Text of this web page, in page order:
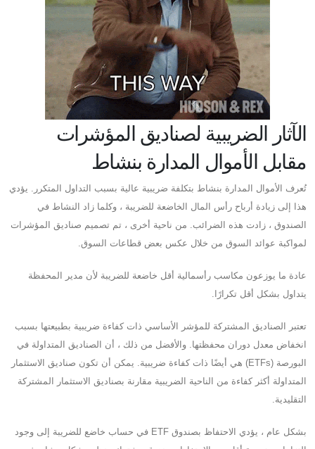
الآثار الضريبية لصناديق المؤشرات
مقابل الأموال المدارة بنشاط
تُعرف الأموال المدارة بنشاط بتكلفة ضريبية عالية بسبب التداول المتكرر. يؤدي
هذا إلى زيادة أرباح رأس المال الخاضعة للضريبة ، وكلما زاد النشاط في
الصندوق ، زادت هذه الضرائب. من ناحية أخرى ، تم تصميم صناديق المؤشرات
لمواكبة عوائد السوق من خلال عكس بعض قطاعات السوق.
عادة ما يوزعون مكاسب رأسمالية أقل خاضعة للضريبة لأن مدير المحفظة
يتداول بشكل أقل تكرارًا.
تعتبر الصناديق المشتركة للمؤشر الأساسي ذات كفاءة ضريبية بطبيعتها بسبب
انخفاض معدل دوران محفظتها. والأفضل من ذلك ، أن الصناديق المتداولة في
البورصة (ETFs) هي أيضًا ذات كفاءة ضريبية. يمكن أن تكون صناديق الاستثمار
المتداولة أكثر كفاءة من الناحية الضريبية مقارنة بصناديق الاستثمار المشتركة
التقليدية.
بشكل عام ، يؤدي الاحتفاظ بصندوق ETF في حساب خاضع للضريبة إلى وجود